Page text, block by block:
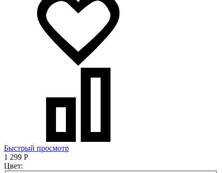
Быстрый просмотр
1 299 Р
Цвет: